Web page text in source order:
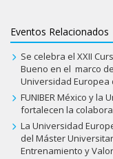
Eventos Relacionados
Se celebra el XXII
Bueno en el marco
Universidad Europea
FUNIBER México y la
fortalecen la
La Universidad
del Máster
Entrenamiento y